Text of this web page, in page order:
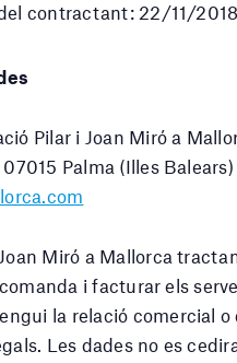
contractant: 22/11/2018
Pilar i Joan Miró a
Palma (Illes
Miró a Mallorca
i facturar els
la relació comercial
Les dades no es